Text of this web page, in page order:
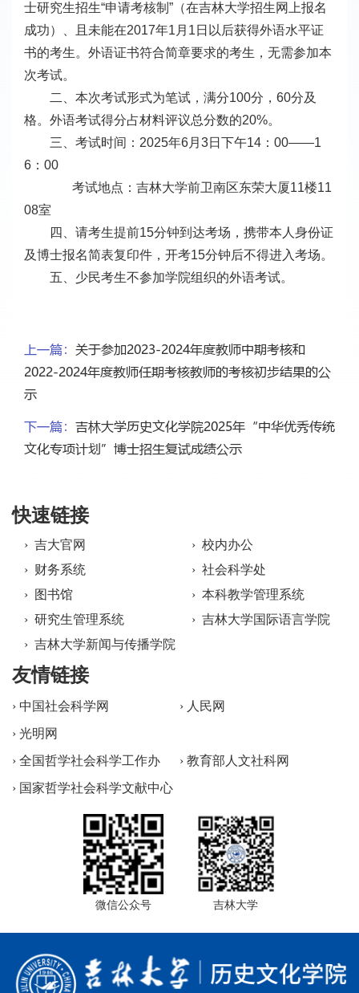
士研究生招生“申请考核制”（在吉林大学招生网上报名
成功）、且未能在2017年1月1日以后获得外语水平证
书的考生。外语证书符合简章要求的考生，无需参加本
次考试。
二、本次考试形式为笔试，满分100分，60分及
格。外语考试得分占材料评议总分数的20%。
三、考试时间：2025年6月3日下午14：00——1
6：00
考试地点：吉林大学前卫南区东荣大厦11楼11
08室
四、请考生提前15分钟到达考场，携带本人身份证
及博士报名简表复印件，开考15分钟后不得进入考场。
五、少民考生不参加学院组织的外语考试。
上一篇： 关于参加2023-2024年度教师中期考核和
2022-2024年度教师任期考核教师的考核初步结果的公
示
下一篇： 吉林大学历史文化学院2025年“中华优秀传统
文化专项计划”博士招生复试成绩公示
快速链接
› 吉大官网
› 校内办公
› 财务系统
› 社会科学处
› 图书馆
› 本科教学管理系统
› 研究生管理系统
› 吉林大学国际语言学院
› 吉林大学新闻与传播学院
友情链接
› 中国社会科学网
› 人民网
› 光明网
› 全国哲学社会科学工作办
› 教育部人文社科网
› 国家哲学社会科学文献中心
微信公众号 吉林大学